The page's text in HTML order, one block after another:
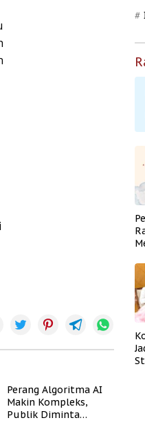
Perang Algoritma AI
Makin Kompleks,
Publik Diminta